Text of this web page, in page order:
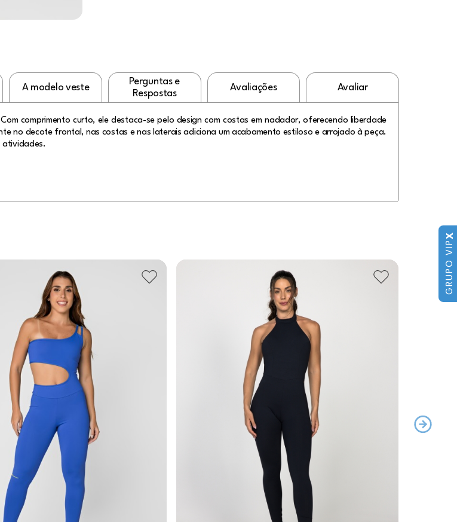
A modelo veste
Perguntas e
Respostas
Avaliações Avaliar
comprimento curto, ele destaca-se pelo design com costas em nadador, oferecendo liberdade
no decote frontal, nas costas e nas laterais adiciona um acabamento estiloso e arrojado à peça.
atividades.
GRUPO VIP
X